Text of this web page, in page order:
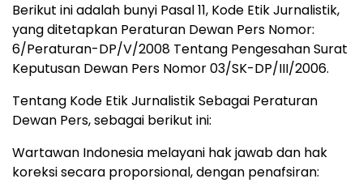
Berikut ini adalah bunyi Pasal 11, Kode Etik Jurnalistik,
yang ditetapkan Peraturan Dewan Pers Nomor:
6/Peraturan-DP/V/2008 Tentang Pengesahan Surat
Keputusan Dewan Pers Nomor 03/SK-DP/III/2006.
Tentang Kode Etik Jurnalistik Sebagai Peraturan
Dewan Pers, sebagai berikut ini:
Wartawan Indonesia melayani hak jawab dan hak
koreksi secara proporsional, dengan penafsiran: